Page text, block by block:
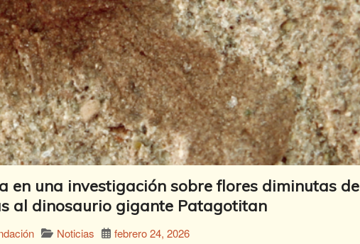
en una investigación sobre flores diminutas de
al dinosaurio gigante Patagotitan
Noticias febrero 24, 2026